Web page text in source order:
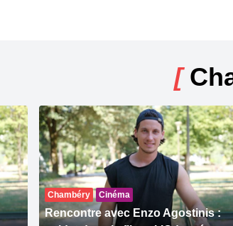
[
Chambéry Cinéma
Rencontre avec Enzo Agostinis :